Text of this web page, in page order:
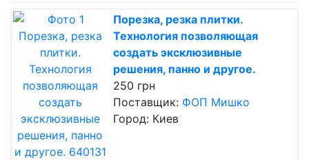
Порезка, резка плитки.
Технология позволяющая
создать эксклюзивные
решения, панно и другое.
250 грн
Поставщик: ФОП Мишко
Город: Киев